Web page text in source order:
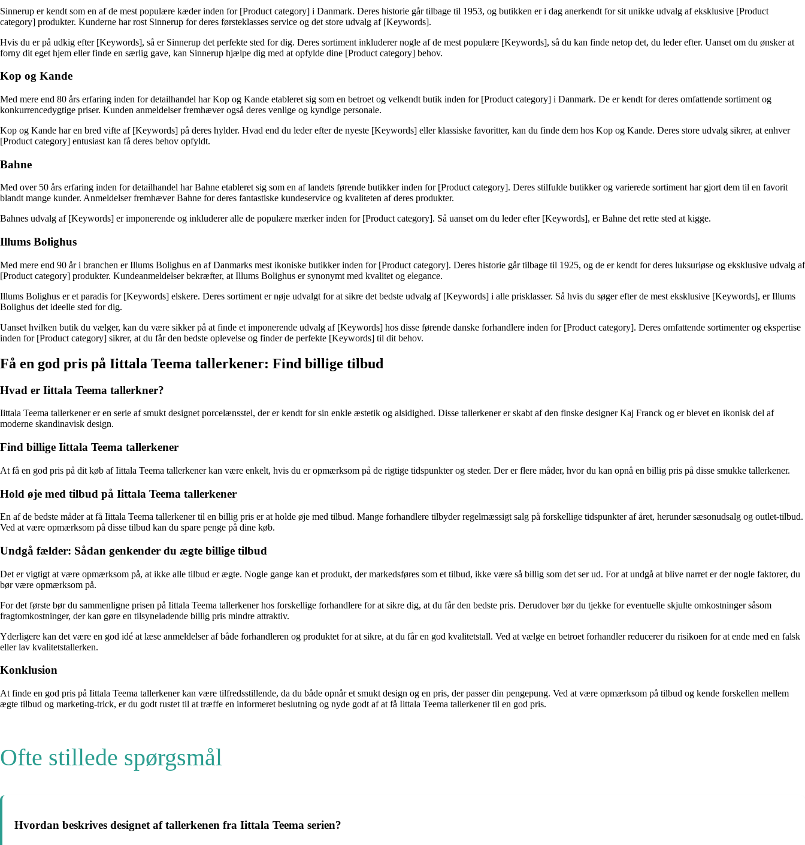
Sinnerup er kendt som en af de mest populære kæder inden for [Product category] i Danmark. Deres historie går tilbage til 1953, og butikken er i dag anerkendt for sit unikke udvalg af eksklusive [Product
category] produkter. Kunderne har rost Sinnerup for deres førsteklasses service og det store udvalg af [Keywords].
Hvis du er på udkig efter [Keywords], så er Sinnerup det perfekte sted for dig. Deres sortiment inkluderer nogle af de mest populære [Keywords], så du kan finde netop det, du leder efter. Uanset om du ønsker at
forny dit eget hjem eller finde en særlig gave, kan Sinnerup hjælpe dig med at opfylde dine [Product category] behov.
Kop og Kande
Med mere end 80 års erfaring inden for detailhandel har Kop og Kande etableret sig som en betroet og velkendt butik inden for [Product category] i Danmark. De er kendt for deres omfattende sortiment og
konkurrencedygtige priser. Kunden anmeldelser fremhæver også deres venlige og kyndige personale.
Kop og Kande har en bred vifte af [Keywords] på deres hylder. Hvad end du leder efter de nyeste [Keywords] eller klassiske favoritter, kan du finde dem hos Kop og Kande. Deres store udvalg sikrer, at enhver
[Product category] entusiast kan få deres behov opfyldt.
Bahne
Med over 50 års erfaring inden for detailhandel har Bahne etableret sig som en af landets førende butikker inden for [Product category]. Deres stilfulde butikker og varierede sortiment har gjort dem til en favorit
blandt mange kunder. Anmeldelser fremhæver Bahne for deres fantastiske kundeservice og kvaliteten af deres produkter.
Bahnes udvalg af [Keywords] er imponerende og inkluderer alle de populære mærker inden for [Product category]. Så uanset om du leder efter [Keywords], er Bahne det rette sted at kigge.
Illums Bolighus
Med mere end 90 år i branchen er Illums Bolighus en af Danmarks mest ikoniske butikker inden for [Product category]. Deres historie går tilbage til 1925, og de er kendt for deres luksuriøse og eksklusive udvalg af
[Product category] produkter. Kundeanmeldelser bekræfter, at Illums Bolighus er synonymt med kvalitet og elegance.
Illums Bolighus er et paradis for [Keywords] elskere. Deres sortiment er nøje udvalgt for at sikre det bedste udvalg af [Keywords] i alle prisklasser. Så hvis du søger efter de mest eksklusive [Keywords], er Illums
Bolighus det ideelle sted for dig.
Uanset hvilken butik du vælger, kan du være sikker på at finde et imponerende udvalg af [Keywords] hos disse førende danske forhandlere inden for [Product category]. Deres omfattende sortimenter og ekspertise
inden for [Product category] sikrer, at du får den bedste oplevelse og finder de perfekte [Keywords] til dit behov.
Få en god pris på Iittala Teema tallerkener: Find billige tilbud
Hvad er Iittala Teema tallerkner?
Iittala Teema tallerkener er en serie af smukt designet porcelænsstel, der er kendt for sin enkle æstetik og alsidighed. Disse tallerkener er skabt af den finske designer Kaj Franck og er blevet en ikonisk del af
moderne skandinavisk design.
Find billige Iittala Teema tallerkener
At få en god pris på dit køb af Iittala Teema tallerkener kan være enkelt, hvis du er opmærksom på de rigtige tidspunkter og steder. Der er flere måder, hvor du kan opnå en billig pris på disse smukke tallerkener.
Hold øje med tilbud på Iittala Teema tallerkener
En af de bedste måder at få Iittala Teema tallerkener til en billig pris er at holde øje med tilbud. Mange forhandlere tilbyder regelmæssigt salg på forskellige tidspunkter af året, herunder sæsonudsalg og outlet-tilbud.
Ved at være opmærksom på disse tilbud kan du spare penge på dine køb.
Undgå fælder: Sådan genkender du ægte billige tilbud
Det er vigtigt at være opmærksom på, at ikke alle tilbud er ægte. Nogle gange kan et produkt, der markedsføres som et tilbud, ikke være så billig som det ser ud. For at undgå at blive narret er der nogle faktorer, du
bør være opmærksom på.
For det første bør du sammenligne prisen på Iittala Teema tallerkener hos forskellige forhandlere for at sikre dig, at du får den bedste pris. Derudover bør du tjekke for eventuelle skjulte omkostninger såsom
fragtomkostninger, der kan gøre en tilsyneladende billig pris mindre attraktiv.
Yderligere kan det være en god idé at læse anmeldelser af både forhandleren og produktet for at sikre, at du får en god kvalitetstall. Ved at vælge en betroet forhandler reducerer du risikoen for at ende med en falsk
eller lav kvalitetstallerken.
Konklusion
At finde en god pris på Iittala Teema tallerkener kan være tilfredsstillende, da du både opnår et smukt design og en pris, der passer din pengepung. Ved at være opmærksom på tilbud og kende forskellen mellem
ægte tilbud og marketing-trick, er du godt rustet til at træffe en informeret beslutning og nyde godt af at få Iittala Teema tallerkener til en god pris.
Ofte stillede spørgsmål
Hvordan beskrives designet af tallerkenen fra Iittala Teema serien?